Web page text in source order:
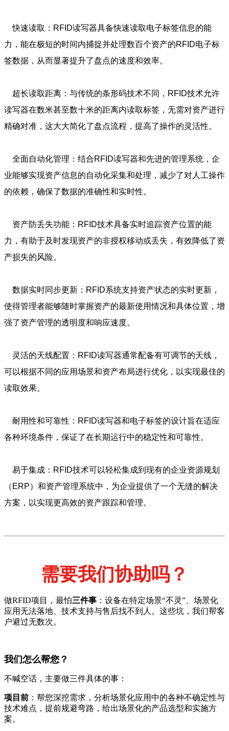
快速读取：RFID读写器具备快速读取电子标签信息的能
力，能在极短的时间内捕捉并处理数百个资产的RFID电子标
签数据，从而显著提升了盘点的速度和效率。
超长读取距离：与传统的条形码技术不同，RFID技术允许
读写器在数米甚至数十米的距离内读取标签，无需对资产进行
精确对准，这大大简化了盘点流程，提高了操作的灵活性。
全面自动化管理：结合RFID读写器和先进的管理系统，企
业能够实现资产信息的自动化采集和处理，减少了对人工操作
的依赖，确保了数据的准确性和实时性。
资产防丢失功能：RFID技术具备实时追踪资产位置的能
力，有助于及时发现资产的非授权移动或丢失，有效降低了资
产损失的风险。
数据实时同步更新：RFID系统支持资产状态的实时更新，
使得管理者能够随时掌握资产的最新使用情况和具体位置，增
强了资产管理的透明度和响应速度。
灵活的天线配置：RFID读写器通常配备有可调节的天线，
可以根据不同的应用场景和资产布局进行优化，以实现最佳的
读取效果。
耐用性和可靠性：RFID读写器和电子标签的设计旨在适应
各种环境条件，保证了在长期运行中的稳定性和可靠性。
易于集成：RFID技术可以轻松集成到现有的企业资源规划
（ERP）和资产管理系统中，为企业提供了一个无缝的解决
方案，以实现更高效的资产跟踪和管理。
需要我们协助吗？
做RFID项目，最怕三件事 ：设备在特定场景“不灵”、场景化
应用无法落地、技术支持与售后找不到人。这些坑，我们帮客
户避过无数次。
我们怎么帮您？
不喊空话，主要做三件具体的事：
项目前 ：帮您深挖需求，分析场景化应用中的各种不确定性与
技术难点，提前规避弯路，给出场景化的产品选型和实施方
案。